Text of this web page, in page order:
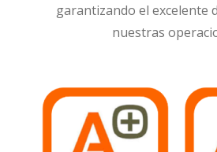
garantizando el excelente
nuestras